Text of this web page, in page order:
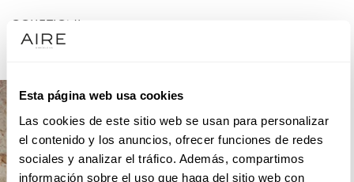
Esta página web usa cookies
Las cookies de este sitio web se usan para personalizar
el contenido y los anuncios, ofrecer funciones de redes
sociales y analizar el tráfico. Además, compartimos
información sobre el uso que haga del sitio web con
COLLEZIONI